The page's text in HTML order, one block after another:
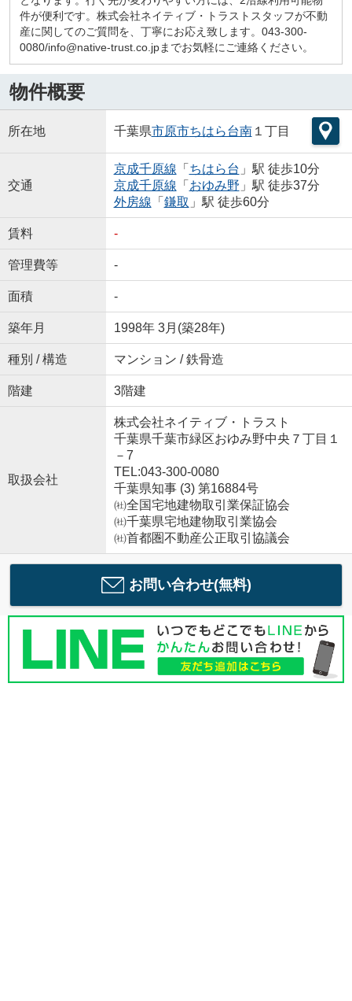
件が便利です。株式会社ネイティブ・トラストスタッフが不動
産に関してのご質問を、丁寧にお応え致します。043-300-
0080/info@native-trust.co.jpまでお気軽にご連絡ください。
物件概要
所在地 千葉県市原市ちはら台南１丁目
交通
京成千原線 「 ちはら台 」駅 徒歩10分
京成千原線 「 おゆみ野 」駅 徒歩37分
外房線 「 鎌取 」駅 徒歩60分
賃料 -
管理費等 -
面積 -
築年月 1998年 3月(築28年)
種別 / 構造 マンション / 鉄骨造
階建 3階建
取扱会社
株式会社ネイティブ・トラスト
千葉県千葉市緑区おゆみ野中央７丁目１
－7
TEL:043-300-0080
千葉県知事 (3) 第16884号
㈳全国宅地建物取引業保証協会
㈳千葉県宅地建物取引業協会
㈳首都圏不動産公正取引協議会
お問い合わせ(無料)